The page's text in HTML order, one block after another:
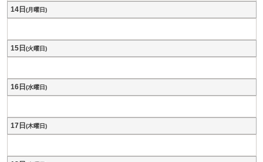
14日 (月曜日)
15日 (火曜日)
16日 (水曜日)
17日 (木曜日)